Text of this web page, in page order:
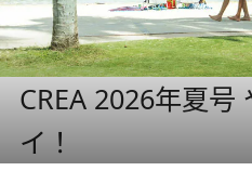
CREA 2026年夏号
イ！